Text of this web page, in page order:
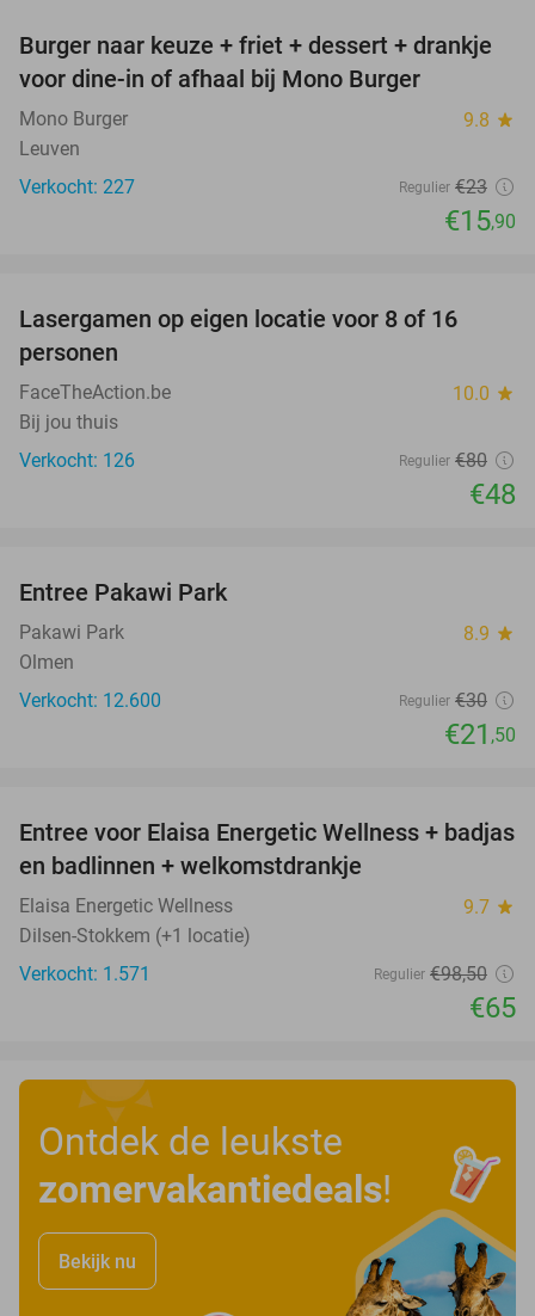
31%
Burger naar keuze + friet + dessert + drankje
voor dine-in of afhaal bij Mono Burger
Mono Burger 9.8 star
Leuven
Verkocht: 227
Regulier €23
€15,90
Lasergamen op eigen locatie voor 8 of 16
personen
FaceTheAction.be 10.0 star
Bij jou thuis
Verkocht: 126
Regulier €80
€48
Entree Pakawi Park
Pakawi Park 8.9 star
Olmen
Verkocht: 12.600
Regulier €30
€21 ,50
34%
Entree voor Elaisa Energetic Wellness + badjas
en badlinnen + welkomstdrankje
Elaisa Energetic Wellness 9.7 star
Dilsen-Stokkem (+1 locatie)
Verkocht: 1.571
Regulier €98,50
€65
Ontdek de leukste
zomervakantiedeals!
Bekijk nu